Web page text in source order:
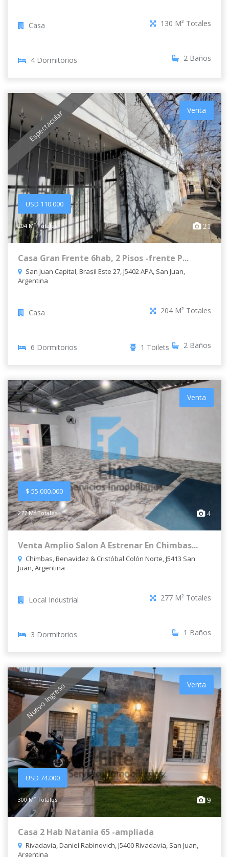
Casa 130 M² Totales
4 Dormitorios 2 Baños
Espectacular Venta
USD 110.000
204 M² Totales 21
Casa Gran Frente 6hab, 2 Pisos -frente P...
San Juan Capital, Brasil Este 27, J5402 APA, San Juan,
Argentina
Casa 204 M² Totales
6 Dormitorios 2 Baños
1 Toilets
Venta
$ 55.000.000
277 M² Totales 4
Venta Amplio Salon A Estrenar En Chimbas...
Chimbas, Benavidez & Cristóbal Colón Norte, J5413 San
Juan, Argentina
Local Industrial 277 M² Totales
3 Dormitorios 1 Baños
Nuevo Ingreso Venta
USD 74.000
300 M² Totales 9
Casa 2 Hab Natania 65 -ampliada
Rivadavia, Daniel Rabinovich, J5400 Rivadavia, San Juan,
Argentina